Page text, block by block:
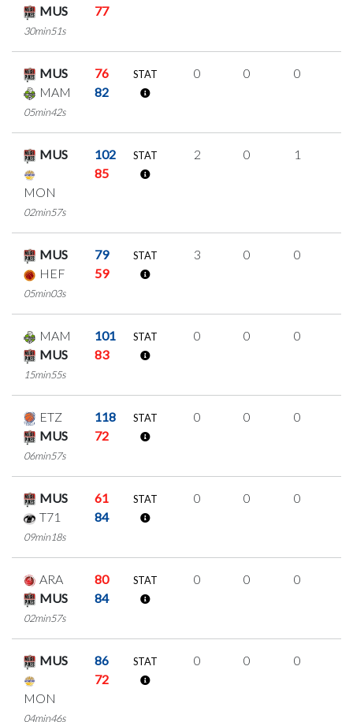
MUS 77
30min51s
MUS
76
MAM
82
05min42s
STAT 0 0 0
MUS 102
MON
85
02min57s
STAT 2 0 1
MUS
79
HEF
59
05min03s
STAT 3 0 0
MAM
101
MUS
83
15min55s
STAT 0 0 0
ETZ
118
MUS
72
06min57s
STAT 0 0 0
MUS
61
T71
84
09min18s
STAT 0 0 0
ARA
80
MUS
84
02min57s
STAT 0 0 0
MUS 86
MON
72
04min46s
STAT 0 0 0